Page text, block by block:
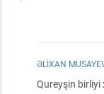
ƏLIXAN
Qureyşin birliyi